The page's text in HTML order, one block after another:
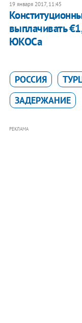
19 января 2017, 11:45
выплачивать
ЮКОСа
РОССИЯ
ЗАДЕРЖАНИЕ
РЕКЛАМА